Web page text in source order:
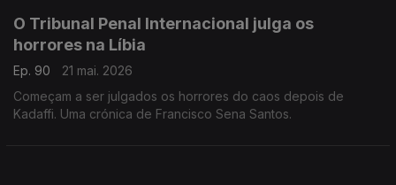
O Tribunal Penal Internacional julga os
horrores na Líbia
Ep. 90
21 mai. 2026
Começam a ser julgados os horrores do caos depois de
Kadaffi. Uma crónica de Francisco Sena Santos.